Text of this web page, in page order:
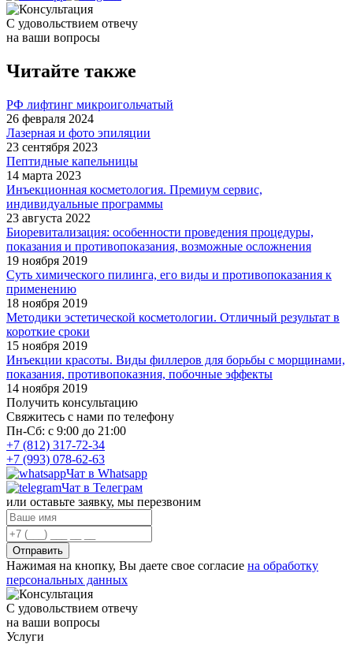
С удовольствием отвечу
на ваши вопросы
Читайте также
РФ лифтинг микроигольчатый
26 февраля 2024
Лазерная и фото эпиляции
23 сентября 2023
Пептидные капельницы
14 марта 2023
Инъекционная косметология. Премиум сервис,
индивидуальные программы
23 августа 2022
Биоревитализация: особенности проведения процедуры,
показания и противопоказания, возможные осложнения
19 ноября 2019
Суть химического пилинга, его виды и противопоказания к
применению
18 ноября 2019
Методики эстетической косметологии. Отличный результат в
короткие сроки
15 ноября 2019
Инъекции красоты. Виды филлеров для борьбы с морщинами,
показания, противопоказния, побочные эффекты
14 ноября 2019
Получить консультацию
Свяжитесь с нами по телефону
Пн-Сб: с 9:00 до 21:00
+7 (812) 317-72-34
+7 (993) 078-62-63
Чат в Whatsapp
Чат в Телеграм
или оставьте заявку, мы перезвоним
Отправить
Нажимая на кнопку, Вы даете свое согласие на обработку
персональных данных
С удовольствием отвечу
на ваши вопросы
Услуги